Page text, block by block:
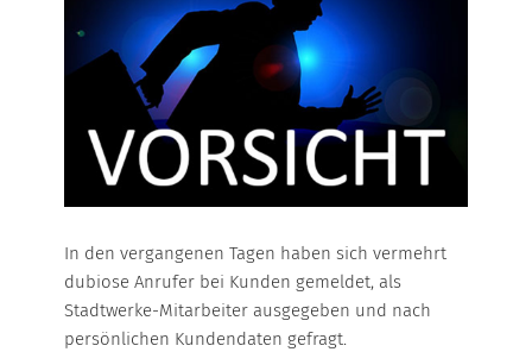
In den vergangenen Tagen haben sich vermehrt
dubiose Anrufer bei Kunden gemeldet, als
Stadtwerke-Mitarbeiter ausgegeben und nach
persönlichen Kundendaten gefragt.